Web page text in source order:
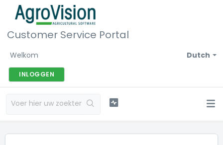
Customer Service Portal
Dutch
Welkom
INLOGGEN